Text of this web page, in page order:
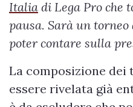
Italia di Lega Pro che
pausa. Sarà un
poter contare sulla
La composizione dei
essere rivelata già